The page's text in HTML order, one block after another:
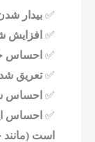
✅بیدار
✅ افزایش
✅ احساس
✅تعریق
✅ احساس
✅ احساس
است